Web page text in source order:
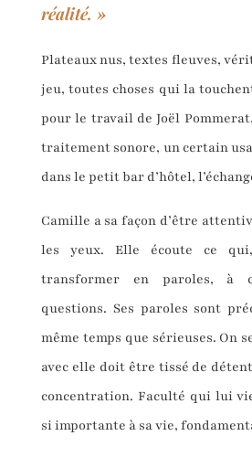
réalité. »
Plateaux nus, textes fleuves,
jeu, toutes choses qui la
pour le travail de Joël
traitement sonore, un certain
dans le petit bar d’hôtel,
Camille a sa façon d’être
les yeux. Elle écoute ce
transformer en paroles, à
questions. Ses paroles sont
même temps que sérieuses. On
avec elle doit être tissé de
concentration. Faculté qui lui
si importante à sa vie,